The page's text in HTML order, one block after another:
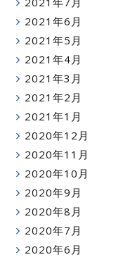
2021年6月
2021年5月
2021年4月
2021年3月
2021年2月
2021年1月
2020年12月
2020年11月
2020年10月
2020年9月
2020年8月
2020年7月
2020年6月